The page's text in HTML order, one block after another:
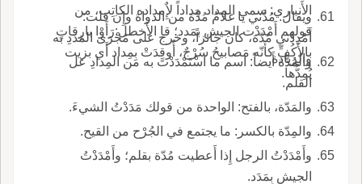
الأَنباري: سمي المِداد مِداداً لإٌِمداده الكاتِب، من
قولهم أَمْدَدْت الجيش بمَدد؛ قا الأَخطل:رَأَوْا بارِقاتٍ
بالأَكُفِّ كأَنّه مَصابيحُ سُرْجٌ، أُوقِدَتْ بِمِداد أَي بزيت
يُمِدُّها.
ويقال: مُدَّني يا غلامُ مُدَّة من الدواة وإِن قلت:
أَمْدِدْني مُدّة، كان جائزاً، وخرج على مَجْرَى المَدَدِ به
والزيادة.
والمُدَّة أَيضاً: اسم ما اسْتَمْدَدْتَ به من المِدادِ عل
القلم.
والمَدّة، بالفتح: الواحدة من قولك مَدَدْتُ الشيءَ.
والمِدّة بالكسر: ما يجتمع في الجُرْح من القيح.
وأَمْدَدْتُ الرجل إِذا أَعطيت مُدّة بقلم؛ وأَمْدَدْتُ
الجيش بِمَدَد.